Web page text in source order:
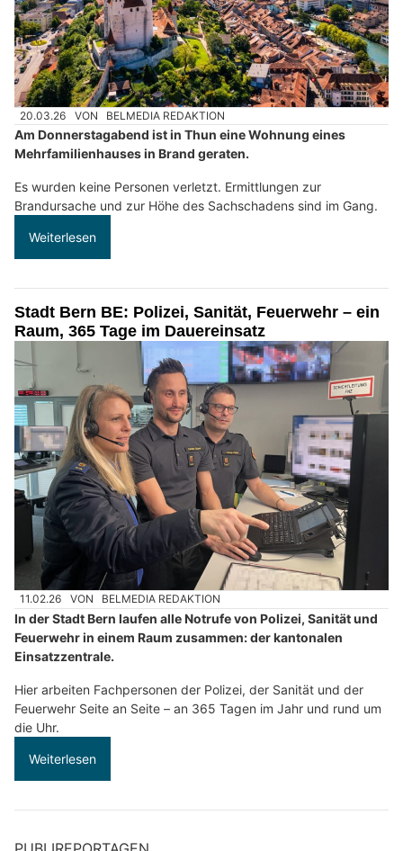
20.03.26 VON BELMEDIA REDAKTION
Am Donnerstagabend ist in Thun eine Wohnung eines
Mehrfamilienhauses in Brand geraten.
Es wurden keine Personen verletzt. Ermittlungen zur
Brandursache und zur Höhe des Sachschadens sind im Gang.
Weiterlesen
Stadt Bern BE: Polizei, Sanität, Feuerwehr – ein
Raum, 365 Tage im Dauereinsatz
11.02.26 VON BELMEDIA REDAKTION
In der Stadt Bern laufen alle Notrufe von Polizei, Sanität und
Feuerwehr in einem Raum zusammen: der kantonalen
Einsatzzentrale.
Hier arbeiten Fachpersonen der Polizei, der Sanität und der
Feuerwehr Seite an Seite – an 365 Tagen im Jahr und rund um
die Uhr.
Weiterlesen